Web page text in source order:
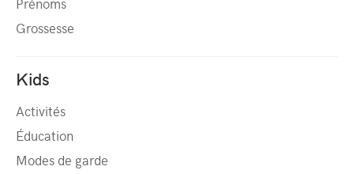
Grossesse
Kids
Activités
Éducation
Modes de garde